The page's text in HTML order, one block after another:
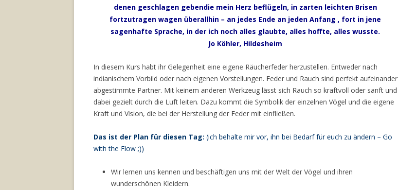
denen geschlagen gebendie mein Herz beflügeln, in zarten leichten Brisen
fortzutragen wagen überallhin – an jedes Ende an jeden Anfang , fort in jene
sagenhafte Sprache, in der ich noch alles glaubte, alles hoffte, alles wusste.
Jo Köhler, Hildesheim
In diesem Kurs habt ihr Gelegenheit eine eigene Räucherfeder herzustellen. Entweder nach
indianischem Vorbild oder nach eigenen Vorstellungen. Feder und Rauch sind perfekt aufeinander
abgestimmte Partner. Mit keinem anderen Werkzeug lässt sich Rauch so kraftvoll oder sanft und
dabei gezielt durch die Luft leiten. Dazu kommt die Symbolik der einzelnen Vögel und die eigene
Kraft und Vision, die bei der Herstellung der Feder mit einfließen.
Das ist der Plan für diesen Tag: (ich behalte mir vor, ihn bei Bedarf für euch zu ändern – Go
with the Flow ;))
Wir lernen uns kennen und beschäftigen uns mit der Welt der Vögel und ihren
wunderschönen Kleidern.